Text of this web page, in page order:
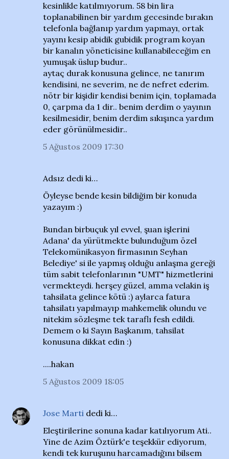
kesinlikle katılmıyorum. 58 bin lira
toplanabilinen bir yardım gecesinde bırakın
telefonla bağlanıp yardım yapmayı, ortak
yayını kesip abidik gubidik program koyan
bir kanalın yöneticisine kullanabileceğim en
yumuşak üslup budur..
aytaç durak konusuna gelince, ne tanırım
kendisini, ne severim, ne de nefret ederim.
nötr bir kişidir kendisi benim için, toplamada
0, çarpma da 1 dir.. benim derdim o yayının
kesilmesidir, benim derdim sıkışınca yardım
eder görünülmesidir..
5 Ağustos 2009 17:30
Adsız dedi ki…
Öyleyse bende kesin bildiğim bir konuda
yazayım :)
Bundan birbuçuk yıl evvel, şuan işlerini
Adana' da yürütmekte bulunduğum özel
Telekomünikasyon firmasının Seyhan
Belediye' si ile yapmış olduğu anlaşma gereği
tüm sabit telefonlarının "UMT" hizmetlerini
vermekteydi. herşey güzel, amma velakin iş
tahsilata gelince kötü :) aylarca fatura
tahsilatı yapılmayıp mahkemelik olundu ve
nitekim sözleşme tek taraflı fesh edildi.
Demem o ki Sayın Başkanım, tahsilat
konusuna dikkat edin :)
....hakan
5 Ağustos 2009 18:05
Jose Marti dedi ki…
Eleştirilerine sonuna kadar katılıyorum Ati..
Yine de Azim Öztürk'e teşekkür ediyorum,
kendi tek kuruşunu harcamadığını bilsem